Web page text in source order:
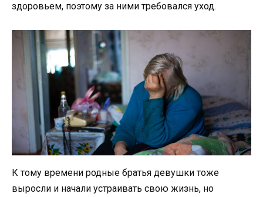
здоровьем, поэтому за ними требовался уход.
К тому времени родные братья девушки тоже
выросли и начали устраивать свою жизнь, но